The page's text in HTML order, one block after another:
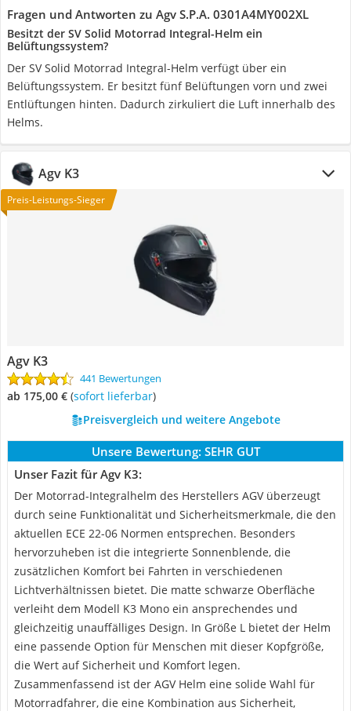
Fragen und Antworten zu Agv S.P.A. 0301A4MY002XL
Besitzt der SV Solid Motorrad Integral-Helm ein
Belüftungssystem?
Der SV Solid Motorrad Integral-Helm verfügt über ein
Belüftungssystem. Er besitzt fünf Belüftungen vorn und zwei
Entlüftungen hinten. Dadurch zirkuliert die Luft innerhalb des
Helms.
Agv K3
Preis-Leistungs-Sieger
Agv K3
441 Bewertungen
ab 175,00 € ( Sofort lieferbar)
Preisvergleich und weitere Angebote
Unsere Bewertung: SEHR GUT
Unser Fazit für Agv K3:
Der Motorrad-Integralhelm des Herstellers AGV überzeugt
durch seine Funktionalität und Sicherheitsmerkmale, die den
aktuellen ECE 22-06 Normen entsprechen. Besonders
hervorzuheben ist die integrierte Sonnenblende, die
zusätzlichen Komfort bei Fahrten in verschiedenen
Lichtverhältnissen bietet. Die matte schwarze Oberfläche
verleiht dem Modell K3 Mono ein ansprechendes und
gleichzeitig unauffälliges Design. In Größe L bietet der Helm
eine passende Option für Menschen mit dieser Kopfgröße,
die Wert auf Sicherheit und Komfort legen.
Zusammenfassend ist der AGV Helm eine solide Wahl für
Motorradfahrer, die eine Kombination aus Sicherheit,